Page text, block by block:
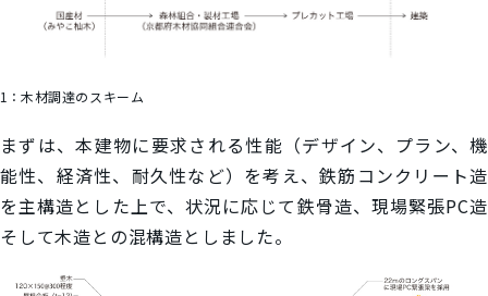
1： 木材調達のスキーム
まずは、本建物に要求される性能（デザイン、プラン、機
能性、経済性、耐久性など）を考え、鉄筋コンクリート造
を主構造とした上で、状況に応じて鉄骨造、現場緊張PC造
そして木造との混構造としました。